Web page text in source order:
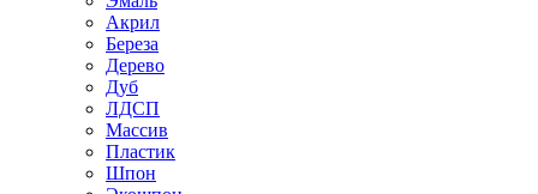
Акрил
Береза
Дерево
Дуб
ЛДСП
Массив
Пластик
Шпон